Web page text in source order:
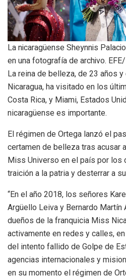
La nicaragüense Sheynnis
en una fotografía de archivo.
La reina de belleza, de 23 años
Nicaragua, ha visitado en los
Costa Rica, y Miami, Estados
nicaragüense es importante.
El régimen de Ortega lanzó el
certamen de belleza tras acusar
Miss Universo en el país por los
traición a la patria y desterrar a
“En el año 2018, los señores
Argüello Leiva y Bernardo Martín
dueños de la franquicia Miss
activamente en redes y calles,
del intento fallido de Golpe de
agencias internacionales y
en su momento el régimen de